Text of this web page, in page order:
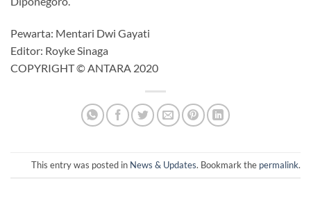
Pewarta: Mentari Dwi Gayati
Editor: Royke Sinaga
COPYRIGHT © ANTARA 2020
This entry was posted in News & Updates. Bookmark the permalink.